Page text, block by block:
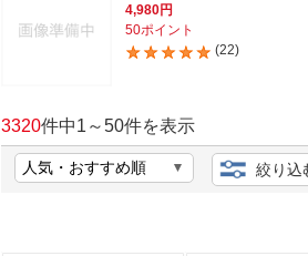
4,980円
50ポイント
(22)
3320件中1 ～50件を表示
絞り込